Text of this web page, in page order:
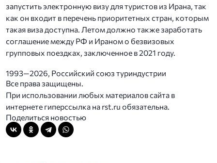
запустить электронную визу для туристов из Ирана, так
как он входит в перечень приоритетных стран, которым
такая виза доступна. Летом должно также заработать
соглашение между РФ и Ираном о безвизовых
групповых поездках, заключенное в 2021 году.
1993—2026, Российский союз туриндустрии
Все права защищены.
При использовании любых материалов сайта в
интернете гиперссылка на rst.ru обязательна.
Поделиться новостью